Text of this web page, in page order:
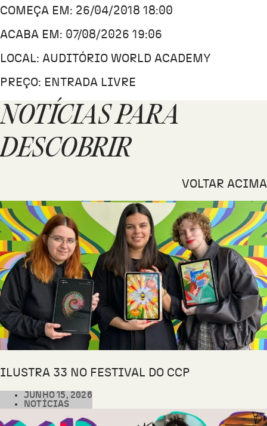
COMEÇA EM: 26/04/2018 18:00
ACABA EM: 07/08/2026 19:06
LOCAL: AUDITÓRIO WORLD ACADEMY
PREÇO: ENTRADA LIVRE
NOTÍCIAS PARA
DESCOBRIR
VOLTAR ACIMA
ILUSTRA 33 NO FESTIVAL DO CCP
JUNHO 15, 2026
NOTÍCIAS